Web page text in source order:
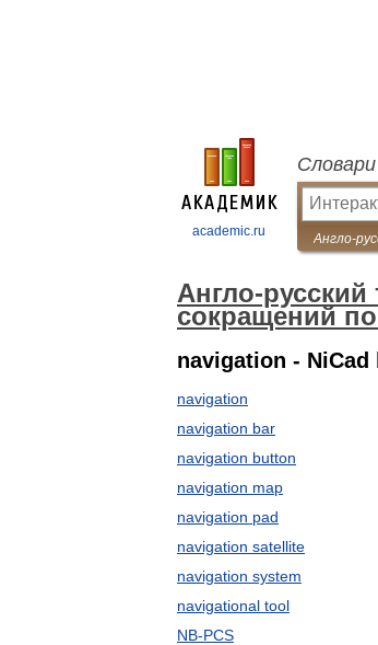
academic.ru
Англо-
сокращений
navigation - NiCad
navigation
navigation bar
navigation button
navigation map
navigation pad
navigation satellite
navigation system
navigational tool
NB-PCS